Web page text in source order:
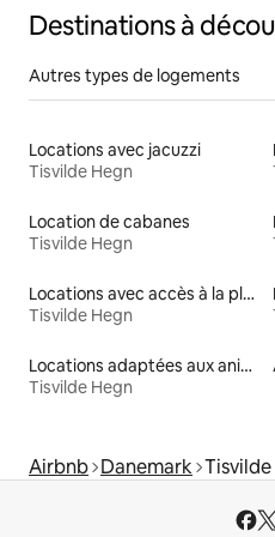
Destinations à
Autres types de logements
Locations avec jacuzzi
Tisvilde Hegn
Location de cabanes
Tisvilde Hegn
Locations avec accès à la plage
Tisvilde Hegn
Locations adaptées aux animaux
Tisvilde Hegn
Airbnb Danemark